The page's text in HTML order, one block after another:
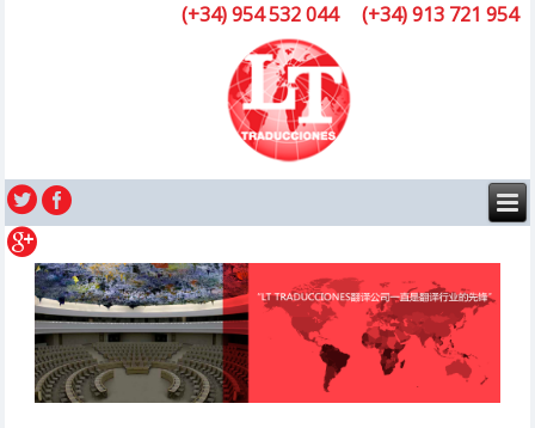
(+34) 913 721 954
(+34) 954 532 044